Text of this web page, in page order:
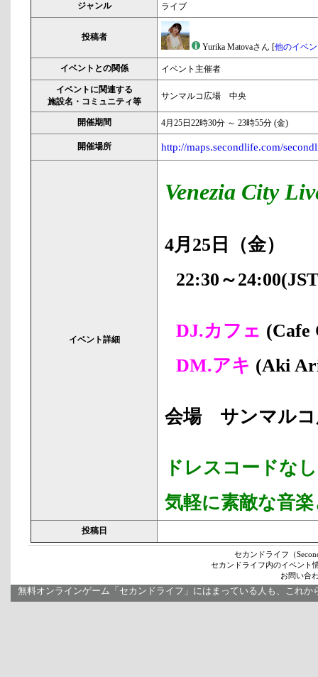
ジャンル ライブ
投稿者
Yurika Matovaさん [他のイベ
イベントとの関係 イベント主催者
イベントに関連する
施設名・コミュニティ等
サンマルコ広場 中央
開催期間 4月25日22時30分 ～ 23時55分 (金)
開催場所 http://maps.secondlife.com/
イベント詳細
Venezia City
4月25日（金）
22:30～
DJ.カフェ (Cafe
DM.アキ (Aki
会場 サンマルコ
ドレスコードなし
気軽に素敵な音
投稿日
セカンドライフ（
セカンドライフ内のイベント
お問い合
無料オンラインゲーム「セカンドライフ」にはまっている人も、これ